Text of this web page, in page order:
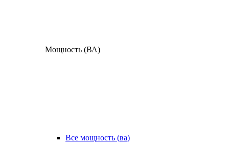
Мощность (ВА)
Все мощность (ва)